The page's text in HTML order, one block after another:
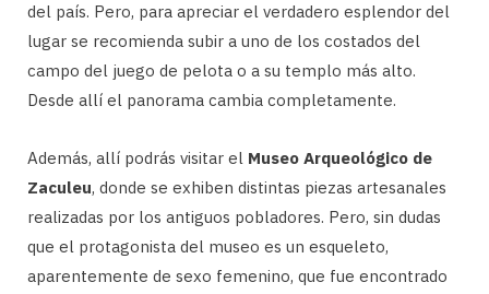
del país. Pero, para apreciar el verdadero esplendor del
lugar se recomienda subir a uno de los costados del
campo del juego de pelota o a su templo más alto.
Desde allí el panorama cambia completamente.
Además, allí podrás visitar el Museo Arqueológico de
Zaculeu, donde se exhiben distintas piezas artesanales
realizadas por los antiguos pobladores. Pero, sin dudas
que el protagonista del museo es un esqueleto,
aparentemente de sexo femenino, que fue encontrado